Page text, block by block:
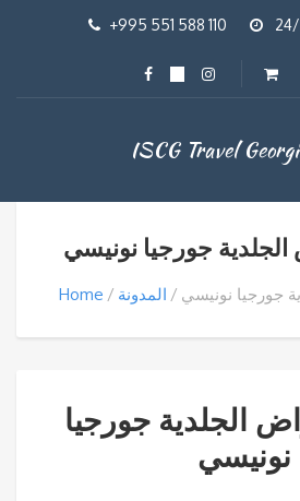
+995 551 588 110
ISCG Travel
الجلدية جورجيا نونيسي
Home المدونة جورجيا نونيسي
الجلدية جورجيا
نونيسي